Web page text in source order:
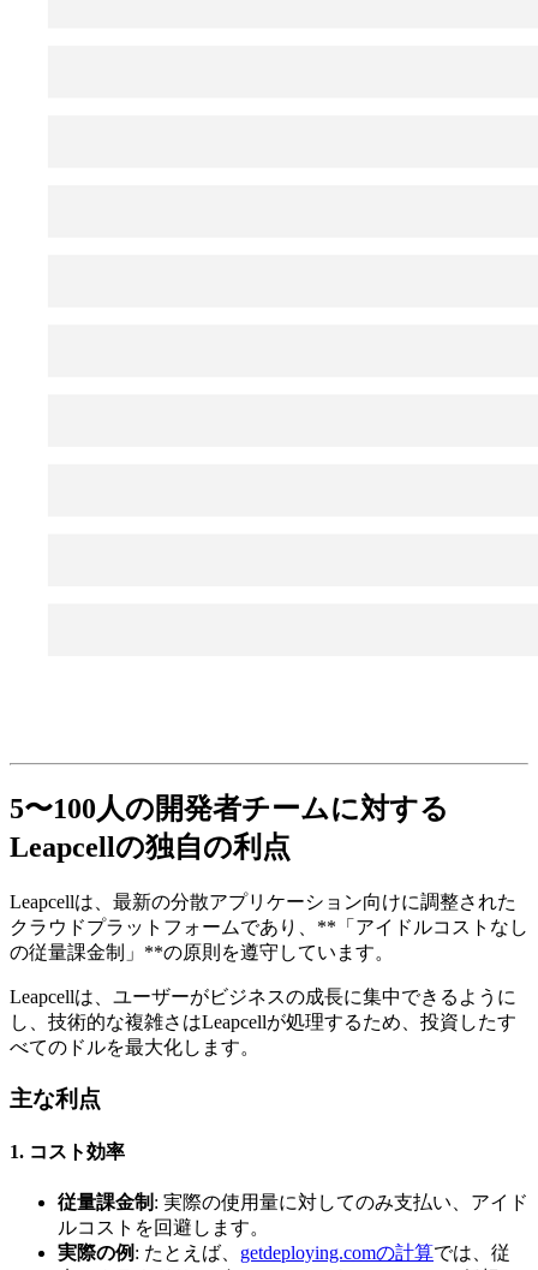
5〜100人の開発者チームに対する
Leapcellの独自の利点
Leapcellは、最新の分散アプリケーション向けに調整された
クラウドプラットフォームであり、**「アイドルコストなし
の従量課金制」**の原則を遵守しています。
Leapcellは、ユーザーがビジネスの成長に集中できるように
し、技術的な複雑さはLeapcellが処理するため、投資したす
べてのドルを最大化します。
主な利点
1. コスト効率
従量課金制 : 実際の使用量に対してのみ支払い、アイド
ルコストを回避します。
実際の例 : たとえば、 getdeploying.comの計算では、従